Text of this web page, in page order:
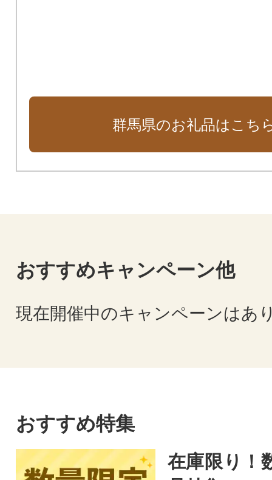
群馬県のお礼品はこち
おすすめキャンペーン他
現在開催中のキャンペーンはあ
おすすめ特集
在庫限り！